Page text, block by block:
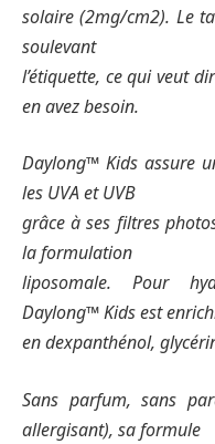
solaire (2mg/cm2). Le
soulevant
l’étiquette, ce qui veut
en avez besoin.
Daylong™ Kids assure
les UVA et UVB
grâce à ses filtres
la formulation
liposomale. Pour
Daylong™ Kids est
en dexpanthénol,
Sans parfum, sans
allergisant), sa formule